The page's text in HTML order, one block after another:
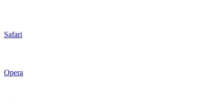
Safari
Opera